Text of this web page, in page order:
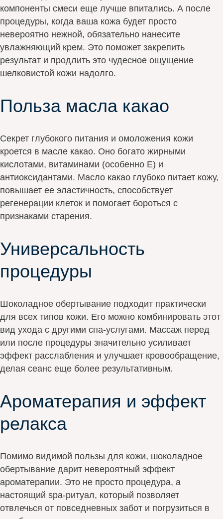
компоненты смеси еще лучше впитались. А после
процедуры, когда ваша кожа будет просто
невероятно нежной, обязательно нанесите
увлажняющий крем. Это поможет закрепить
результат и продлить это чудесное ощущение
шелковистой кожи надолго.
Польза масла какао
Секрет глубокого питания и омоложения кожи
кроется в масле какао. Оно богато жирными
кислотами, витаминами (особенно Е) и
антиоксидантами. Масло какао глубоко питает кожу,
повышает ее эластичность, способствует
регенерации клеток и помогает бороться с
признаками старения.
Универсальность
процедуры
Шоколадное обертывание подходит практически
для всех типов кожи. Его можно комбинировать этот
вид ухода с другими спа-услугами. Массаж перед
или после процедуры значительно усиливает
эффект расслабления и улучшает кровообращение,
делая сеанс еще более результативным.
Ароматерапия и эффект
релакса
Помимо видимой пользы для кожи, шоколадное
обертывание дарит невероятный эффект
ароматерапии. Это не просто процедура, а
настоящий spa-ритуал, который позволяет
отвлечься от повседневных забот и погрузиться в